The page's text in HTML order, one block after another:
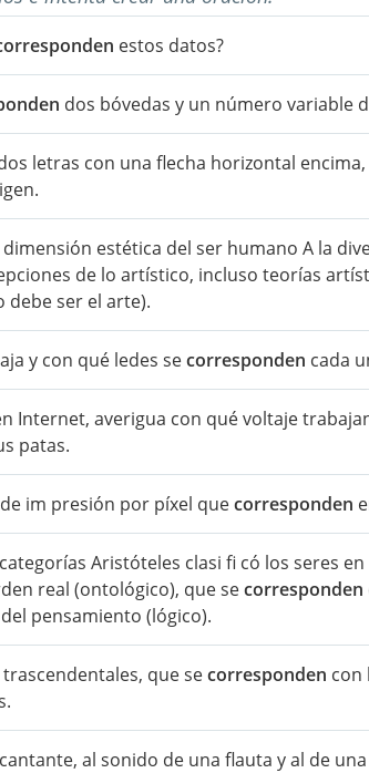
estos datos?
dos bóvedas y un número variable
letras con una flecha horizontal
estética del ser humano A la
de lo artístico, incluso teorías
debe ser el arte).
y con qué ledes secorresponden cada
Internet, averigua con qué voltaje
patas.
im presión por píxel quecorresponden
Aristóteles clasi fi có los seres
real (ontológico), que secorresponden
pensamiento (lógico).
que secorresponden con
al sonido de una flauta y al de